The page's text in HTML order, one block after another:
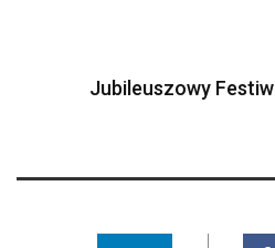
Jubileuszowy